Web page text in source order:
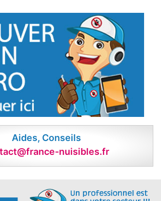
Aides, Conseils
nuisibles.fr